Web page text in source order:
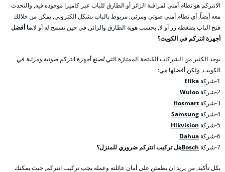
الانتركم هو نظام أمني لمراقبة الزائر أو الطارق للباب عبر كاميرا موجوده فيه, والتحدث
معه أيضاً, أي نظام أمني صوتي ومرئي, مربوط بالباب بشكل الكتروني, يمكن من خلالك
فتح الباب بضغطة زر أو لا, بحسب هوية الطارق والزائر, في حين تسمح له أو لا.ما أفضل
أجهزة انتركم في الكويت؟
يوجد الكثير من الشركات المُنتجة الممتازة التي تُصنع أجهزة انتركم صوتية ومرئية في
الكويت, ولكن أفضلها هي:
1-شركة
Elika
2-شركة
Wuloo
3-شركة
Hosmart
4-شركة
Samsung
5-شركة
Hikvision
6-شركة
Dahua
7-شركة
Boschهل تركيب انتركم ضروري للمنزل؟
بكل تأكيد, من يريد ان يطمئن على أمان عائلته وعمله يجب تركيب انتركم, حيث يمكنك